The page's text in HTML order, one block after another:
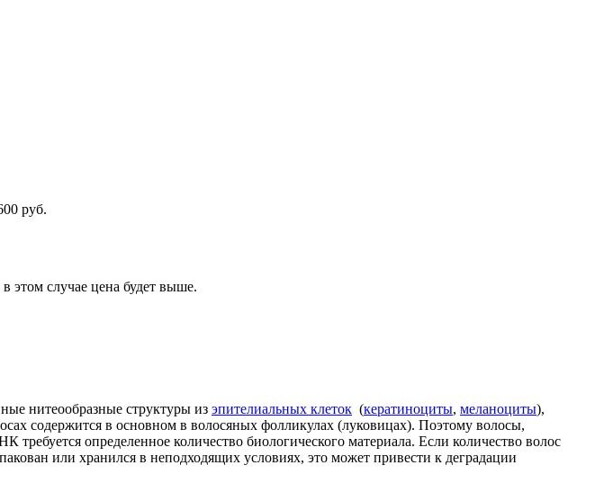
руб.
этом случае цена будет выше.
нитеообразные структуры из эпителиальных клеток (кератиноциты, меланоциты),
содержится в основном в волосяных фолликулах (луковицах). Поэтому волосы,
требуется определенное количество биологического материала. Если количество волос
или хранился в неподходящих условиях, это может привести к деградации